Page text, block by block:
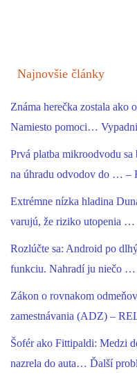
Najnovšie články
Známa herečka zostala ako
Namiesto pomoci…
Prvá platba mikroodvodu
na úhradu odvodov do … –
Extrémne nízka hladina
varujú, že riziko utopenia …
Rozlúčte sa: Android po
funkciu. Nahradí ju niečo …
Zákon o rovnakom
zamestnávania (ADZ) –
Šofér ako Fittipaldi: Medzi
nazrela do auta… Ďalší